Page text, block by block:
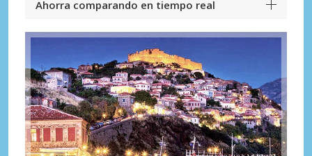
Ahorra comparando en tiempo real